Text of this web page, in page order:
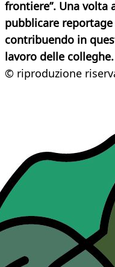
frontiere”. Una volta
pubblicare
contribuendo in
lavoro delle colleghe.
© riproduzione